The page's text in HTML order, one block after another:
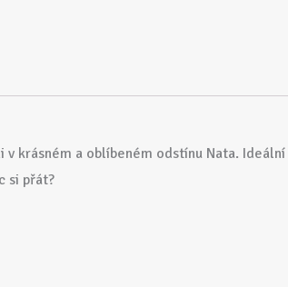
v krásném a oblíbeném odstínu Nata.
si přát?